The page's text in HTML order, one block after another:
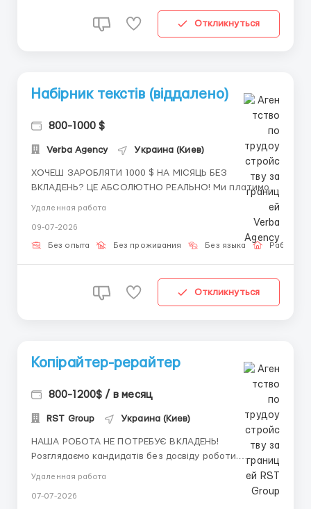
Откликнуться
Набірник текстів (віддалено)
800-1000 $
Verba Agency Украина (Киев)
ХОЧЕШ ЗАРОБЛЯТИ 1000 $ НА МІСЯЦЬ БЕЗ
ВКЛАДЕНЬ? ЦЕ АБСОЛЮТНО РЕАЛЬНО! Ми платимо
за спілкування з людьми зі США за допомогою
приємна. Чекаю Вас в телеграмі (переходьте по
посланню в вакансії) і я детально розповім Вам про
Удаленная работа
09-07-2026
Без опыта Без проживания Без языка Работа
Откликнуться
Копірайтер-рерайтер
800-1200$ / в месяц
RST Group Украина (Киев)
НАША РОБОТА НЕ ПОТРЕБУЄ ВКЛАДЕНЬ!
Розглядаємо кандидатів без досвіду роботи.
Надаємо якісне навчання та підтримку
комп’ютера або ноутбука; Відповідальність та
Удаленная работа
07-07-2026